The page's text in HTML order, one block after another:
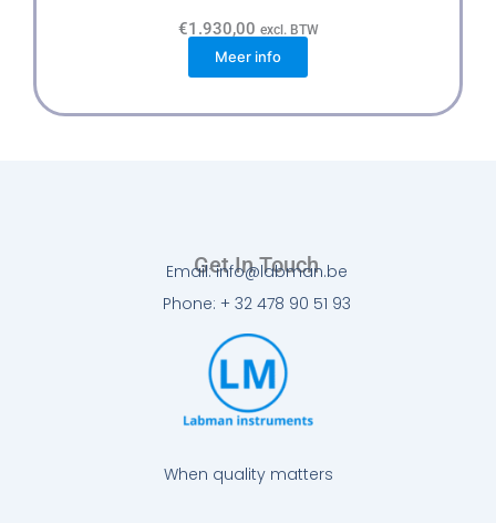
€1.930,00 excl. BTW
Meer info
When quality matters
Get In Touch
Email: info@labman.be
Phone: + 32 478 90 51 93